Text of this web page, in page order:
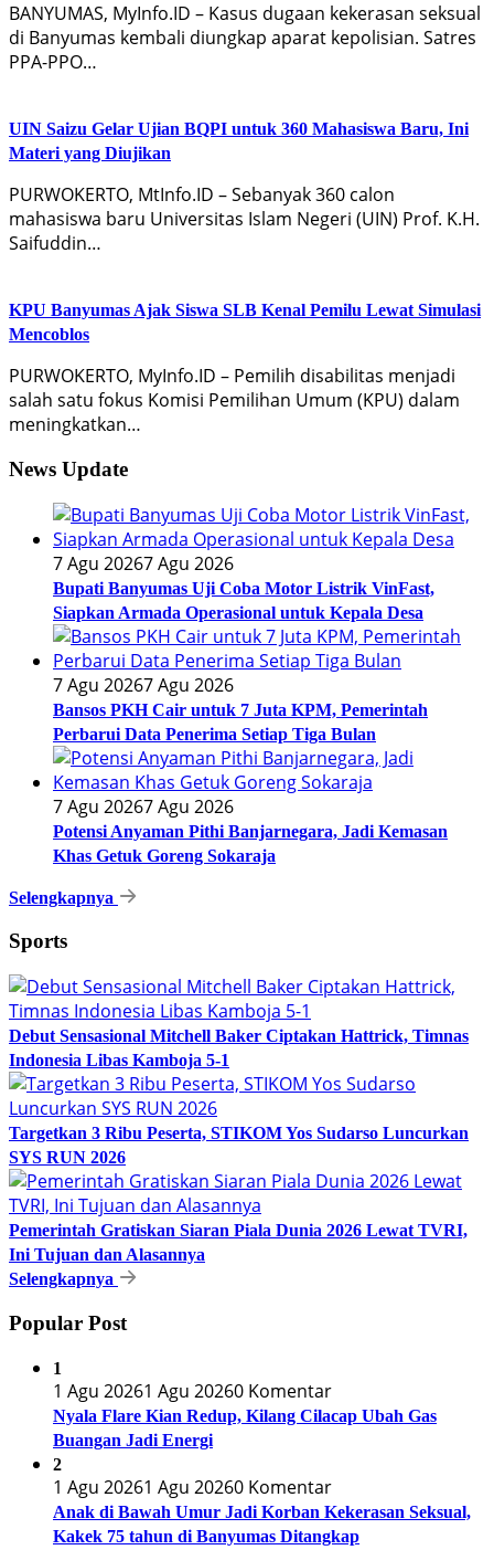
BANYUMAS, MyInfo.ID – Kasus dugaan kekerasan seksual
di Banyumas kembali diungkap aparat kepolisian. Satres
PPA-PPO…
UIN Saizu Gelar Ujian BQPI untuk 360 Mahasiswa Baru, Ini
Materi yang Diujikan
PURWOKERTO, MtInfo.ID – Sebanyak 360 calon
mahasiswa baru Universitas Islam Negeri (UIN) Prof. K.H.
Saifuddin…
KPU Banyumas Ajak Siswa SLB Kenal Pemilu Lewat Simulasi
Mencoblos
PURWOKERTO, MyInfo.ID – Pemilih disabilitas menjadi
salah satu fokus Komisi Pemilihan Umum (KPU) dalam
meningkatkan…
News Update
7 Agu 20267 Agu 2026
Bupati Banyumas Uji Coba Motor Listrik VinFast,
Siapkan Armada Operasional untuk Kepala Desa
7 Agu 20267 Agu 2026
Bansos PKH Cair untuk 7 Juta KPM, Pemerintah
Perbarui Data Penerima Setiap Tiga Bulan
7 Agu 20267 Agu 2026
Potensi Anyaman Pithi Banjarnegara, Jadi Kemasan
Khas Getuk Goreng Sokaraja
Selengkapnya
Sports
Debut Sensasional Mitchell Baker Ciptakan Hattrick, Timnas
Indonesia Libas Kamboja 5-1
Targetkan 3 Ribu Peserta, STIKOM Yos Sudarso Luncurkan
SYS RUN 2026
Pemerintah Gratiskan Siaran Piala Dunia 2026 Lewat TVRI,
Ini Tujuan dan Alasannya
Selengkapnya
Popular Post
1
1 Agu 20261 Agu 20260 Komentar
Nyala Flare Kian Redup, Kilang Cilacap Ubah Gas
Buangan Jadi Energi
2
1 Agu 20261 Agu 20260 Komentar
Anak di Bawah Umur Jadi Korban Kekerasan Seksual,
Kakek 75 tahun di Banyumas Ditangkap